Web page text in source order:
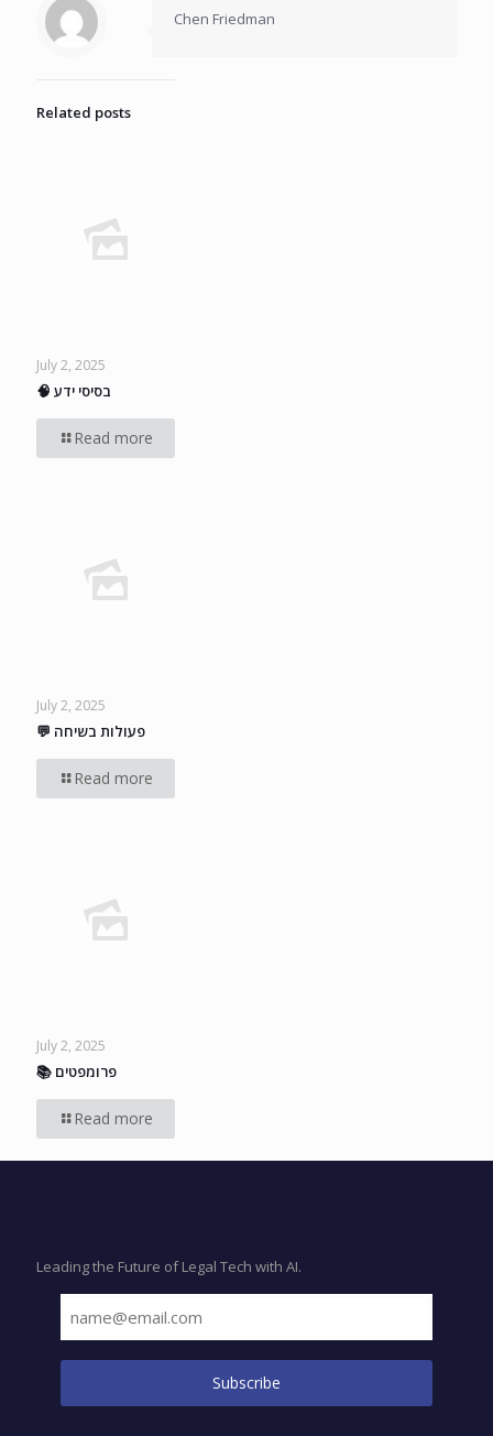
Chen Friedman
Related posts
July 2, 2025
🧠 בסיסי ידע
Read more
July 2, 2025
💬 פעולות בשיחה
Read more
July 2, 2025
📚 פרומפטים
Read more
Leading the Future of Legal Tech with AI.